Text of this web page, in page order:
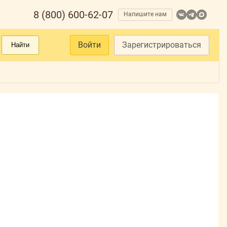
8 (800) 600-62-07 Напишите нам
Найти Войти Зарегистрироваться